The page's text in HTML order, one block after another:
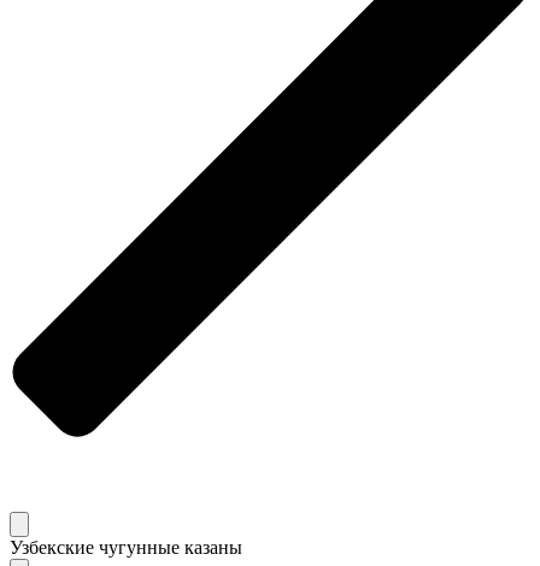
Узбекские чугунные казаны